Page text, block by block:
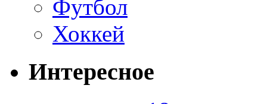
Футбол
Хоккей
Интересное